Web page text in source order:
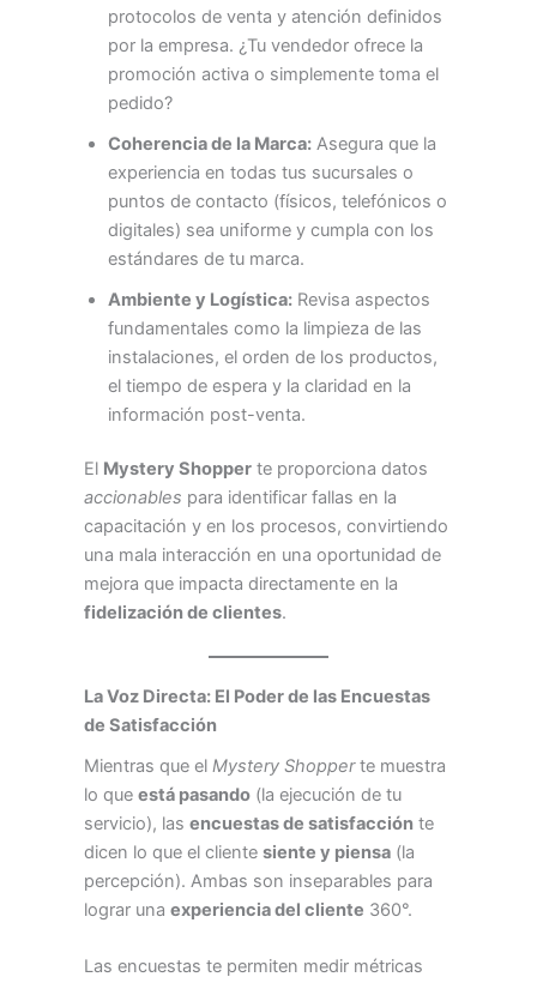
protocolos de venta y atención definidos
por la empresa. ¿Tu vendedor ofrece la
promoción activa o simplemente toma el
pedido?
Coherencia de la Marca: Asegura que la
experiencia en todas tus sucursales o
puntos de contacto (físicos, telefónicos o
digitales) sea uniforme y cumpla con los
estándares de tu marca.
Ambiente y Logística: Revisa aspectos
fundamentales como la limpieza de las
instalaciones, el orden de los productos,
el tiempo de espera y la claridad en la
información post-venta.
El Mystery Shopper te proporciona datos
accionables para identificar fallas en la
capacitación y en los procesos, convirtiendo
una mala interacción en una oportunidad de
mejora que impacta directamente en la
fidelización de clientes.
La Voz Directa: El Poder de las Encuestas
de Satisfacción
Mientras que el Mystery Shopperte muestra
lo que está pasando (la ejecución de tu
servicio), las encuestas de satisfacción te
dicen lo que el cliente siente y piensa (la
percepción). Ambas son inseparables para
lograr una experiencia del cliente 360°.
Las encuestas te permiten medir métricas